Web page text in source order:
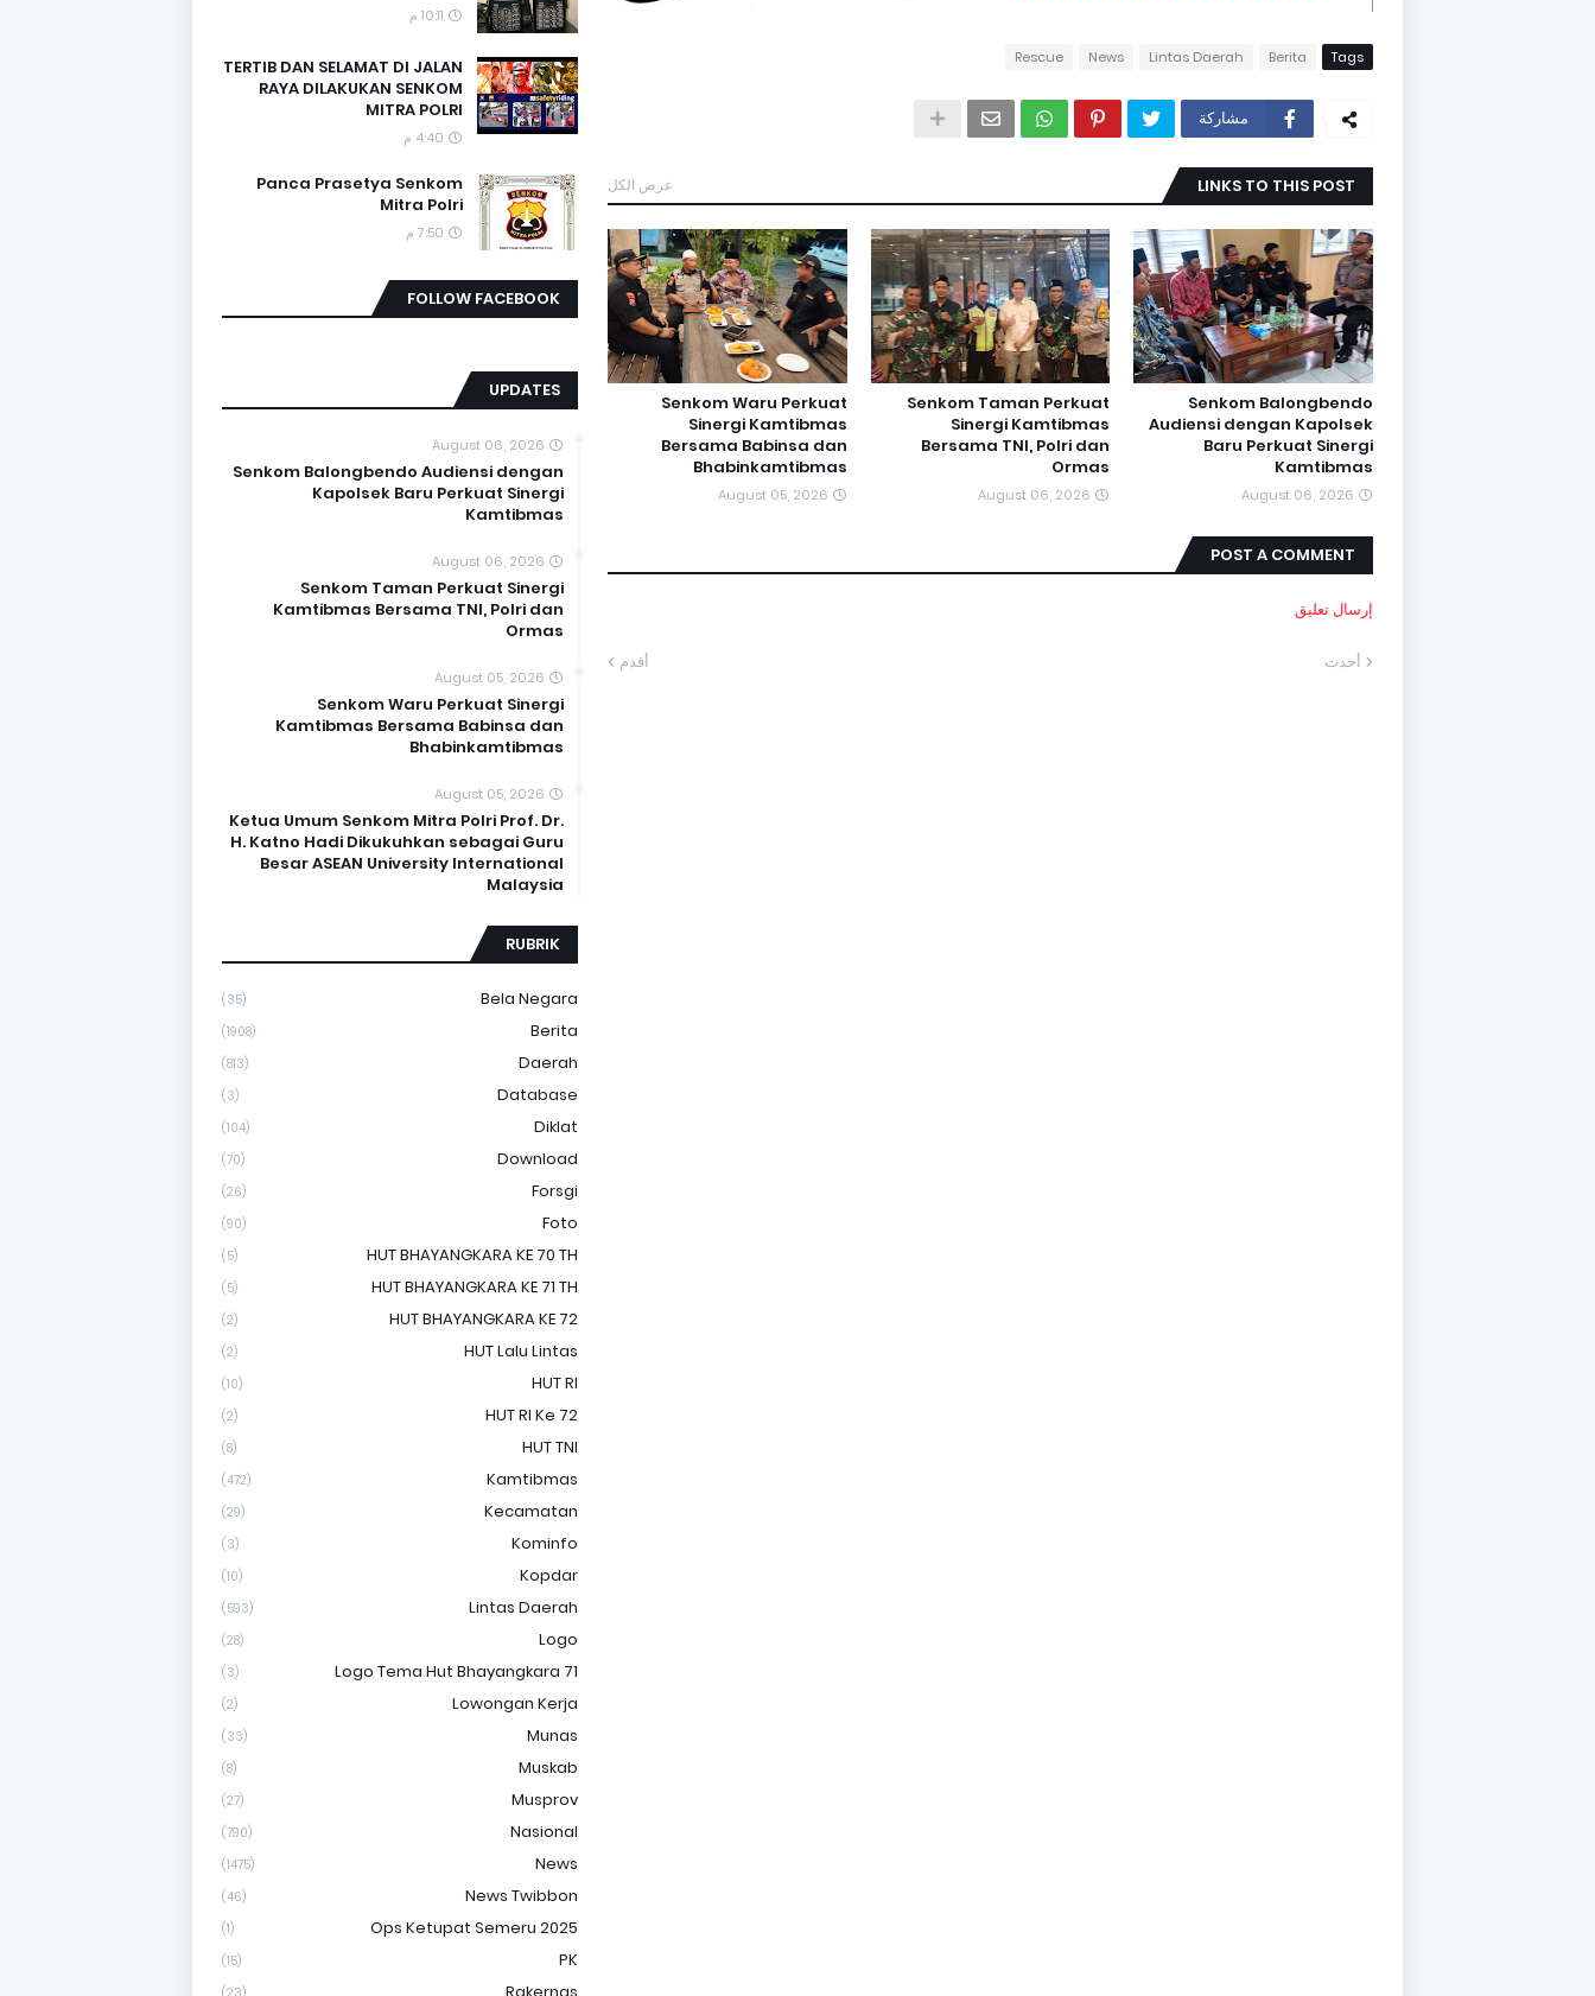
Tags
Berita
Lintas Daerah
News
Rescue
مشاركة
LINKS TO THIS POST عرض الكل
Senkom Balongbendo
Audiensi dengan Kapolsek
Baru Perkuat Sinergi
Kamtibmas
August 06, 2026
Senkom Taman Perkuat
Sinergi Kamtibmas
Bersama TNI, Polri dan
Ormas
August 06, 2026
Senkom Waru Perkuat
Sinergi Kamtibmas
Bersama Babinsa dan
Bhabinkamtibmas
August 05, 2026
POST A COMMENT
إرسال تعليق
أحدث أقدم
10:11 م
TERTIB DAN SELAMAT DI JALAN
RAYA DILAKUKAN SENKOM
MITRA POLRI
4:40 م
Panca Prasetya Senkom
Mitra Polri
7:50 م
FOLLOW FACEBOOK
UPDATES
August 06, 2026
Senkom Balongbendo Audiensi dengan
Kapolsek Baru Perkuat Sinergi
Kamtibmas
August 06, 2026
Senkom Taman Perkuat Sinergi
Kamtibmas Bersama TNI, Polri dan
Ormas
August 05, 2026
Senkom Waru Perkuat Sinergi
Kamtibmas Bersama Babinsa dan
Bhabinkamtibmas
August 05, 2026
Ketua Umum Senkom Mitra Polri Prof. Dr.
H. Katno Hadi Dikukuhkan sebagai Guru
Besar ASEAN University International
Malaysia
RUBRIK
Bela Negara
(35)
Berita
(1908)
Daerah
(813)
Database
(3)
Diklat
(104)
Download
(70)
Forsgi
(26)
Foto
(90)
HUT BHAYANGKARA KE 70 TH
(5)
HUT BHAYANGKARA KE 71 TH
(5)
HUT BHAYANGKARA KE 72
(2)
HUT Lalu Lintas
(2)
HUT RI
(10)
HUT RI Ke 72
(2)
HUT TNI
(8)
Kamtibmas
(472)
Kecamatan
(29)
Kominfo
(3)
Kopdar
(10)
Lintas Daerah
(593)
Logo
(28)
Logo Tema Hut Bhayangkara 71
(3)
Lowongan Kerja
(2)
Munas
(33)
Muskab
(8)
Musprov
(27)
Nasional
(790)
News
(1475)
News Twibbon
(46)
Ops Ketupat Semeru 2025
(1)
PK
(15)